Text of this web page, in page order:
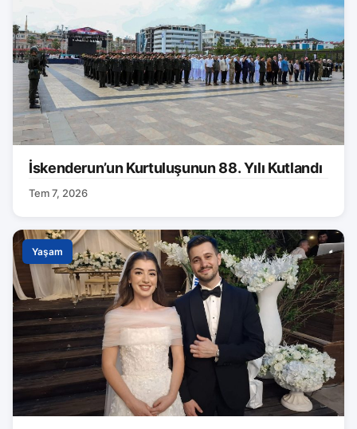
İskenderun’un Kurtuluşunun 88. Yılı Kutlandı
Tem 7, 2026
Yaşam